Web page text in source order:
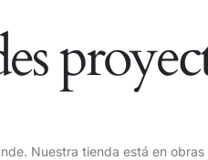
Nuestra tienda está en